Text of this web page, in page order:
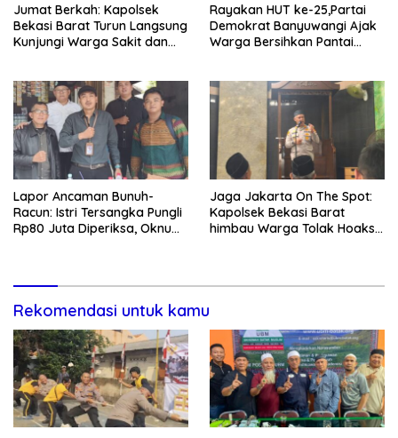
Jumat Berkah: Kapolsek
Bekasi Barat Turun Langsung
Kunjungi Warga Sakit dan
Rayakan HUT ke-25,Partai
Demokrat Banyuwangi Ajak
Warga Bersihkan Pantai
Lapor Ancaman Bunuh-
Racun: Istri Tersangka Pungli
Rp80 Juta Diperiksa, Oknum
Jaga Jakarta On The Spot:
Kapolsek Bekasi Barat
himbau Warga Tolak Hoaks
Rekomendasi untuk kamu